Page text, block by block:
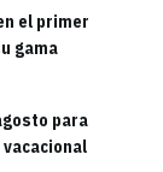
el primer
gama
para